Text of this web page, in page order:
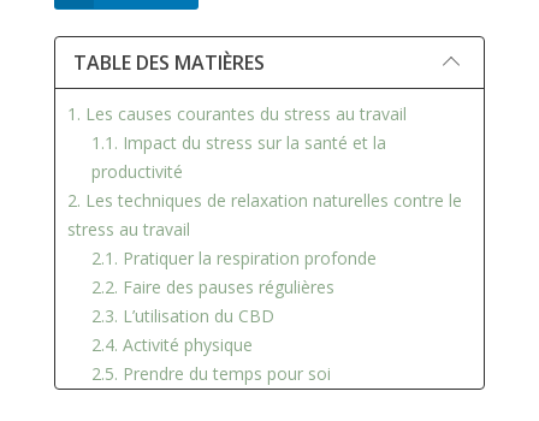
TABLE DES MATIÈRES
1. Les causes courantes du stress au travail
1.1. Impact du stress sur la santé et la
productivité
2. Les techniques de relaxation naturelles contre le
stress au travail
2.1. Pratiquer la respiration profonde
2.2. Faire des pauses régulières
2.3. L’utilisation du CBD
2.4. Activité physique
2.5. Prendre du temps pour soi